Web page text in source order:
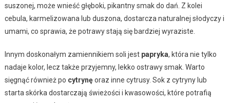
suszonej, może wnieść głęboki, pikantny smak do dań. Z kolei
cebula, karmelizowana lub duszona, dostarcza naturalnej słodyczy i
umami, co sprawia, że potrawy stają się bardziej wyraziste.
Innym doskonałym zamiennikiem soli jest papryka, która nie tylko
nadaje kolor, lecz także przyjemny, lekko ostrawy smak. Warto
sięgnąć również po cytrynęoraz inne cytrusy. Sok z cytryny lub
starta skórka dostarczają świeżości i kwasowości, które potrafią